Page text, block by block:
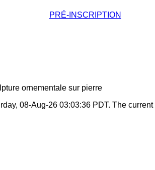
PRÉ-INSCRIPTION
ornementale sur pierre
08-Aug-26 03:03:36 PDT. The